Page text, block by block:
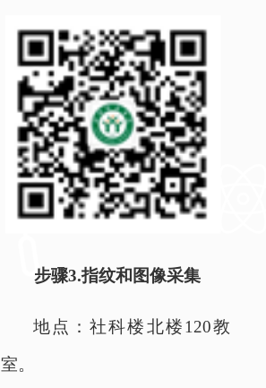
步骤3.指纹和图像采集
地点：社科楼北楼120教
室。